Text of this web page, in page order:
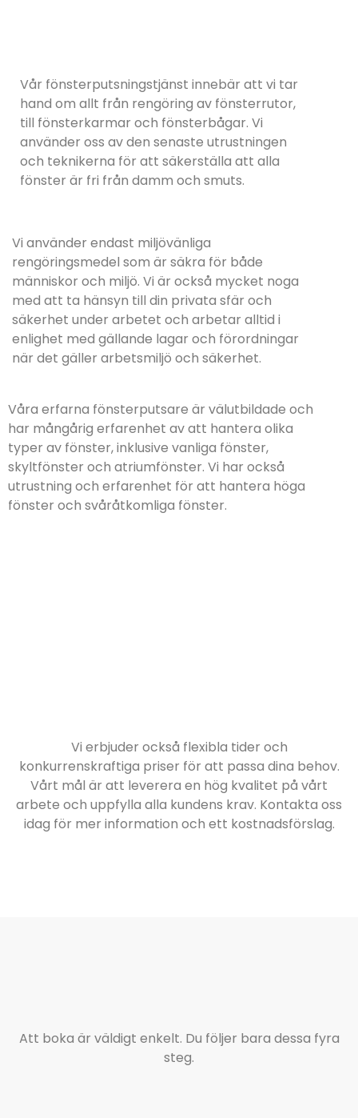
Vår fönsterputsningstjänst innebär att vi tar
hand om allt från rengöring av fönsterrutor,
till fönsterkarmar och fönsterbågar. Vi
använder oss av den senaste utrustningen
och teknikerna för att säkerställa att alla
fönster är fri från damm och smuts.
Vi använder endast miljövänliga
rengöringsmedel som är säkra för både
människor och miljö. Vi är också mycket noga
med att ta hänsyn till din privata sfär och
säkerhet under arbetet och arbetar alltid i
enlighet med gällande lagar och förordningar
när det gäller arbetsmiljö och säkerhet.
Våra erfarna fönsterputsare är välutbildade och
har mångårig erfarenhet av att hantera olika
typer av fönster, inklusive vanliga fönster,
skyltfönster och atriumfönster. Vi har också
utrustning och erfarenhet för att hantera höga
fönster och svåråtkomliga fönster.
Vi erbjuder också flexibla tider och
konkurrenskraftiga priser för att passa dina behov.
Vårt mål är att leverera en hög kvalitet på vårt
arbete och uppfylla alla kundens krav. Kontakta oss
idag för mer information och ett kostnadsförslag.
Att boka är väldigt enkelt. Du följer bara dessa fyra
steg.